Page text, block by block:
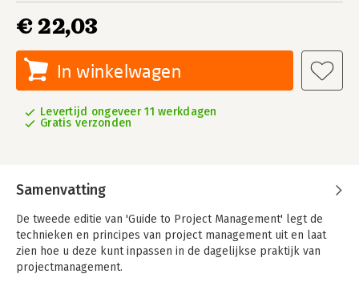
€ 22,03
In winkelwagen
Levertijd ongeveer 11 werkdagen
Gratis verzonden
Samenvatting
De tweede editie van 'Guide to Project Management' legt de
technieken en principes van project management uit en laat
zien hoe u deze kunt inpassen in de dagelijkse praktijk van
projectmanagement.